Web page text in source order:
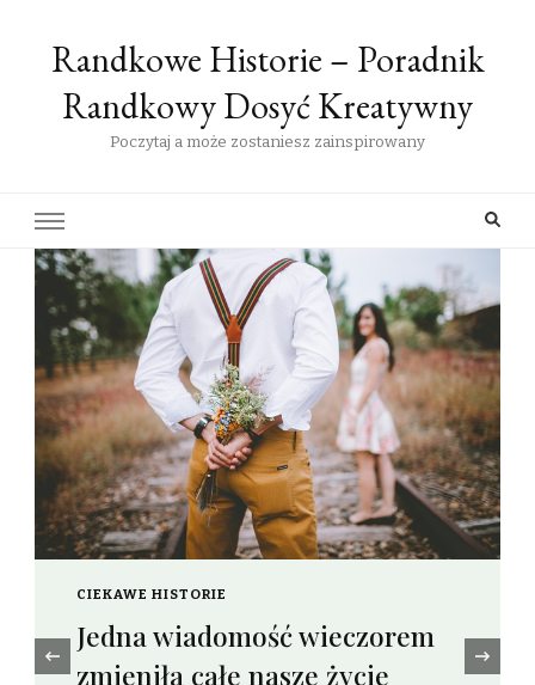
Randkowe Historie – Poradnik
Randkowy Dosyć Kreatywny
Poczytaj a może zostaniesz zainspirowany
CIEKAWE HISTORIE
Algorytm na kawę z mlekiem